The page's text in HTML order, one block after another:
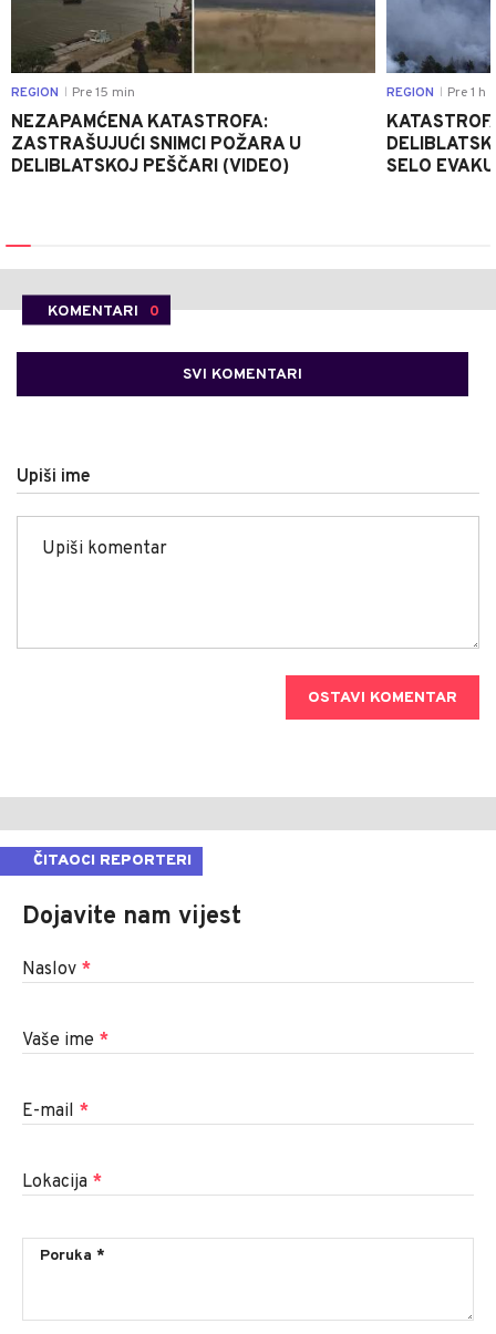
REGION Pre 15 min
NEZAPAMĆENA KATASTROFA:
ZASTRAŠUJUĆI SNIMCI POŽARA U
DELIBLATSKOJ PEŠČARI (VIDEO)
REGION Pre 1 h
SELO
KOMENTARI 0
SVI KOMENTARI
Upiši ime
OSTAVI KOMENTAR
ČITAOCI REPORTERI
Dojavite nam vijest
Naslov *
Vaše ime *
E-mail *
Lokacija *